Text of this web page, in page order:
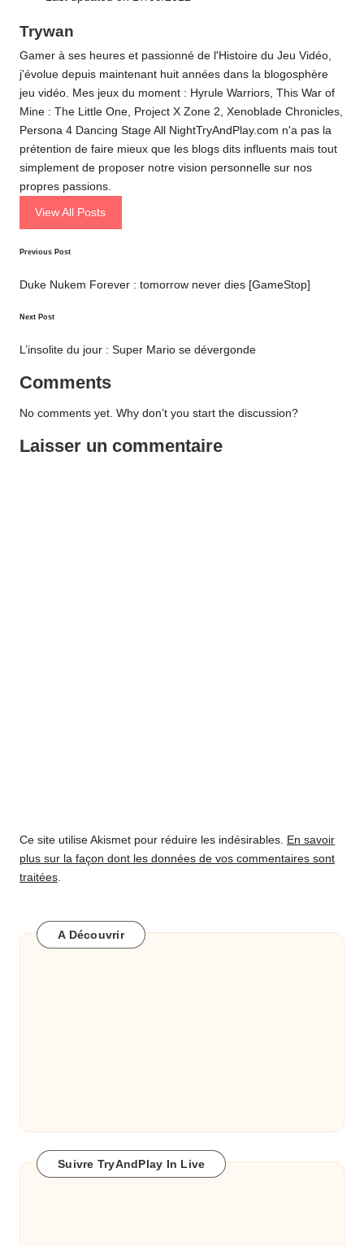
Trywan
Gamer à ses heures et passionné de l'Histoire du Jeu Vidéo,
j'évolue depuis maintenant huit années dans la blogosphère
jeu vidéo. Mes jeux du moment : Hyrule Warriors, This War of
Mine : The Little One, Project X Zone 2, Xenoblade Chronicles,
Persona 4 Dancing Stage All NightTryAndPlay.com n'a pas la
prétention de faire mieux que les blogs dits influents mais tout
simplement de proposer notre vision personnelle sur nos
propres passions.
View All Posts
Post
navigation
Previous Post
Duke Nukem Forever : tomorrow never dies [GameStop]
Next Post
L’insolite du jour : Super Mario se dévergonde
Comments
No comments yet. Why don’t you start the discussion?
Laisser un commentaire
Ce site utilise Akismet pour réduire les indésirables. En savoir
plus sur la façon dont les données de vos commentaires sont
traitées
A Découvrir
Suivre TryAndPlay In Live